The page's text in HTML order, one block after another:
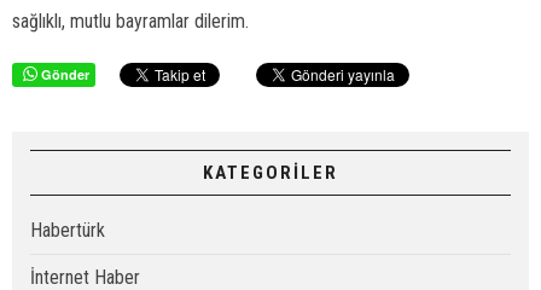
sağlıklı, mutlu bayramlar dilerim.
Gönder
KATEGORİLER
Habertürk
İnternet Haber